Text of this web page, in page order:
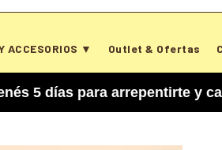
ACCESORIOS ▼ Outlet & Ofertas
para arrepentirte y